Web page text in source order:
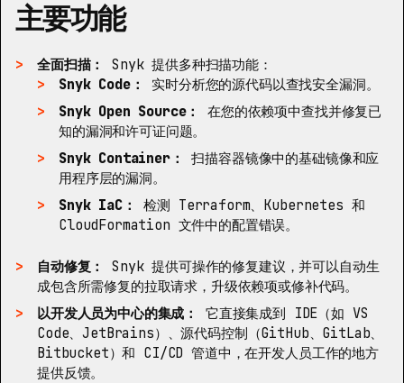
主要功能
全面扫描：
Snyk 提供多种扫描功能：
Snyk Code：
实时分析您的源代码以查找安全漏洞。
Snyk Open Source：
在您的依赖项中查找并修复已
知的漏洞和许可证问题。
Snyk Container：
扫描容器镜像中的基础镜像和应
用程序层的漏洞。
Snyk IaC：
检测 Terraform、Kubernetes 和
CloudFormation 文件中的配置错误。
自动修复：
Snyk 提供可操作的修复建议，并可以自动生
成包含所需修复的拉取请求，升级依赖项或修补代码。
以开发人员为中心的集成：
它直接集成到 IDE（如 VS
Code、JetBrains）、源代码控制（GitHub、GitLab、
Bitbucket）和 CI/CD 管道中，在开发人员工作的地方
提供反馈。